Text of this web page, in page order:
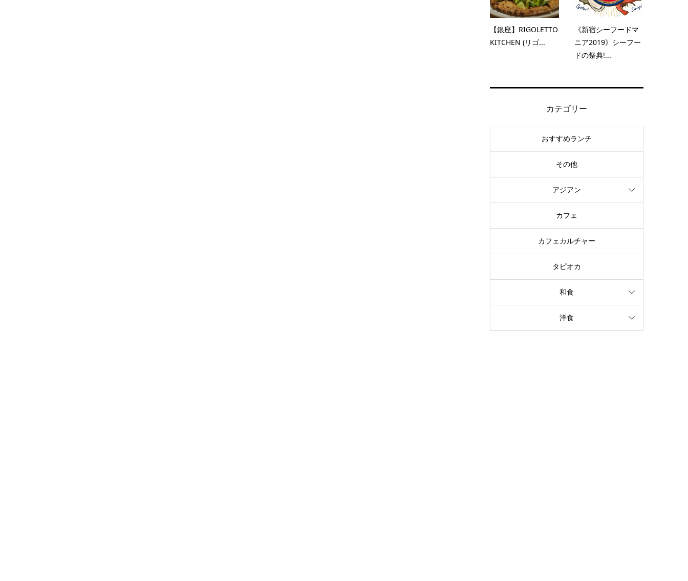
【銀座】RIGOLETTO
KITCHEN (リゴ...
《新宿シーフードマ
ニア2019》シーフー
ドの祭典!...
カテゴリー
おすすめランチ
その他
アジアン
カフェ
カフェカルチャー
タピオカ
和食
洋食